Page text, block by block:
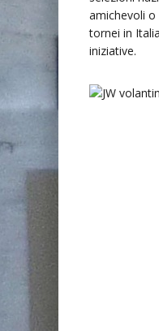
amichevoli o
tornei in
iniziative.